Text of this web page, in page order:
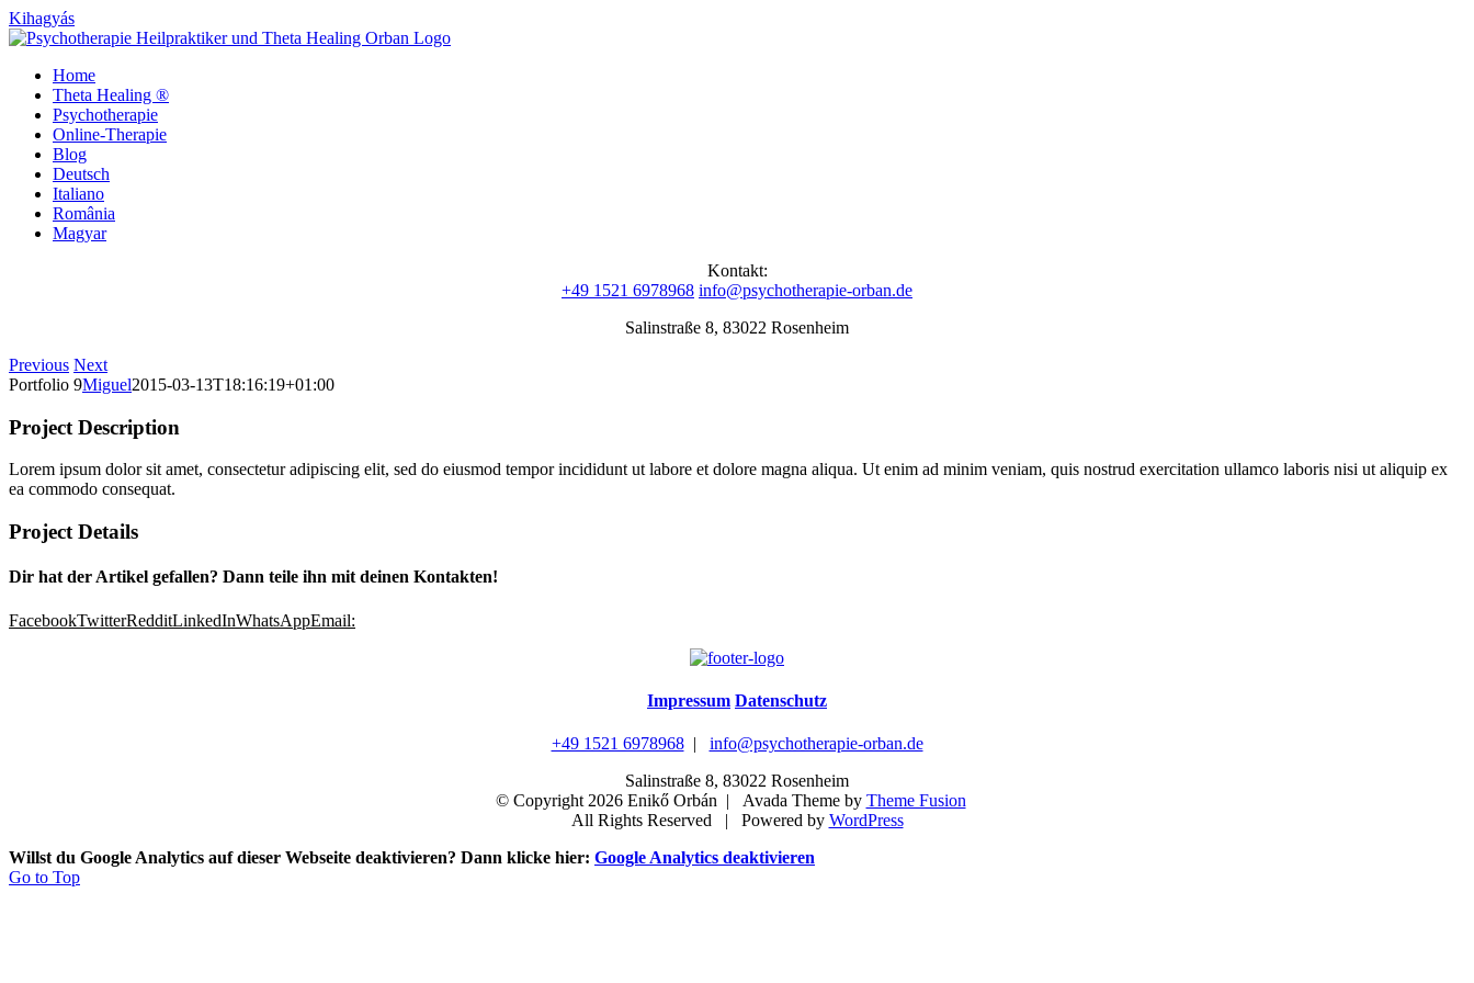
Kihagyás
Home
Theta Healing ®
Psychotherapie
Online-Therapie
Blog
Deutsch
Italiano
România
Magyar
Kontakt:
+49 1521 6978968 info@psychotherapie-orban.de
Salinstraße 8, 83022 Rosenheim
Previous Next
Portfolio 9Miguel2015-03-13T18:16:19+01:00
Project Description
Lorem ipsum dolor sit amet, consectetur adipiscing elit, sed do eiusmod tempor incididunt ut labore et dolore magna aliqua. Ut enim ad minim veniam, quis nostrud exercitation ullamco laboris nisi ut aliquip ex
ea commodo consequat.
Project Details
Dir hat der Artikel gefallen? Dann teile ihn mit deinen Kontakten!
FacebookTwitterRedditLinkedInWhatsAppEmail:
Impressum Datenschutz
+49 1521 6978968| info@psychotherapie-orban.de
Salinstraße 8, 83022 Rosenheim
© Copyright 2026 Enikő Orbán | Avada Theme by Theme Fusion
All Rights Reserved | Powered by WordPress
Willst du Google Analytics auf dieser Webseite deaktivieren? Dann klicke hier: Google Analytics deaktivieren
Go to Top